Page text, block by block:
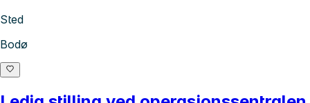
Sted
Bodø